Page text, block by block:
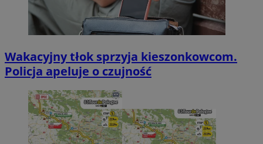
Wakacyjny tłok sprzyja kieszonkowcom.
Policja apeluje o czujność